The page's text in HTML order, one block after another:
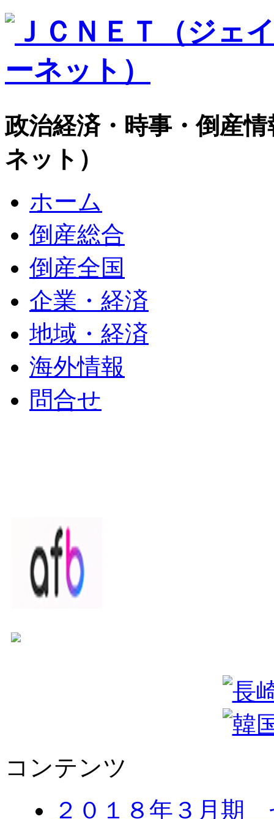
政治経済・時事・倒産
ネット）
ホーム
倒産総合
倒産全国
企業・経済
地域・経済
海外情報
問合せ
コンテンツ
２０１８年３月期